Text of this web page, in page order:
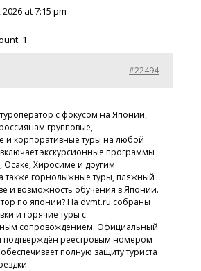
at 7:15 pm
1
#22494
с фокусом на Японии,
групповые,
и корпоративные туры на любой
включает экскурсионные программы
Осаке, Хиросиме и другим
также горнолыжные туры, пляжный
и возможность обучения в Японии.
по японии? На dvmt.ru собраны
и горячие туры с
сопровождением. Официальный
подтверждён реестровым номером
полную защиту туриста